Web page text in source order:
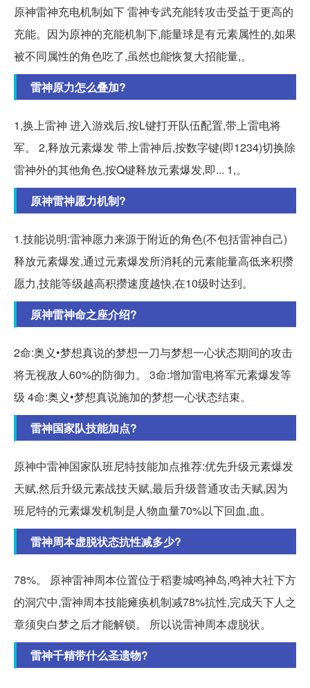
原神雷神充电机制如下 雷神专武充能转攻击受益于更高的
充能。因为原神的充能机制下,能量球是有元素属性的,如果
被不同属性的角色吃了,虽然也能恢复大招能量,。
雷神原力怎么叠加?
1,换上雷神 进入游戏后,按L键打开队伍配置,带上雷电将
军。 2,释放元素爆发 带上雷神后,按数字键(即1234)切换除
雷神外的其他角色,按Q键释放元素爆发,即... 1,。
原神雷神愿力机制?
1.技能说明:雷神愿力来源于附近的角色(不包括雷神自己)
释放元素爆发,通过元素爆发所消耗的元素能量高低来积攒
愿力,技能等级越高积攒速度越快,在10级时达到。
原神雷神命之座介绍?
2命:奥义•梦想真说的梦想一刀与梦想一心状态期间的攻击
将无视敌人60%的防御力。 3命:增加雷电将军元素爆发等
级 4命:奥义•梦想真说施加的梦想一心状态结束。
雷神国家队技能加点?
原神中雷神国家队班尼特技能加点推荐:优先升级元素爆发
天赋,然后升级元素战技天赋,最后升级普通攻击天赋,因为
班尼特的元素爆发机制是人物血量70%以下回血,血。
雷神周本虚脱状态抗性减多少?
78%。 原神雷神周本位置位于稻妻城鸣神岛,鸣神大社下方
的洞穴中,雷神周本技能瘫痪机制减78%抗性,完成天下人之
章须臾白梦之后才能解锁。 所以说雷神周本虚脱状。
雷神千精带什么圣遗物?